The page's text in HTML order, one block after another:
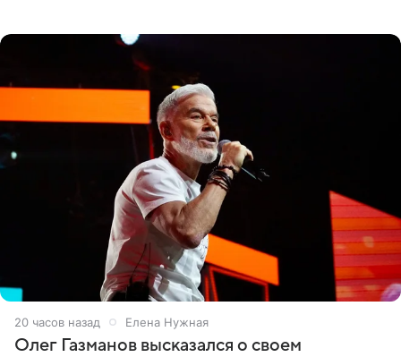
20 часов назад Елена Нужная
Олег Газманов высказался о своем